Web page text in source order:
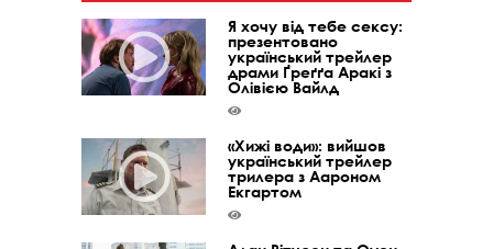
Я хочу від тебе сексу:
презентовано
український трейлер
драми Ґреґґа Аракі з
Олівією Вайлд
«Хижі води»: вийшов
український трейлер
трилера з Аароном
Екгартом